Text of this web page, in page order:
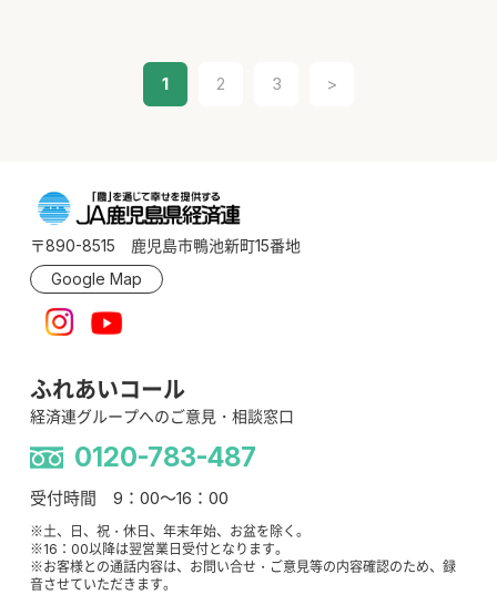
1 2 3 >
〒890-8515 鹿児島市鴨池新町15番地
Google Map
ふれあいコール
経済連グループへのご意見・相談窓口
0120-783-487
受付時間 9：00～16：00
※土、日、祝・休日、年末年始、お盆を除く。
※16：00以降は翌営業日受付となります。
※お客様との通話内容は、お問い合せ・ご意見等の内容確認のため、録
音させていただきます。